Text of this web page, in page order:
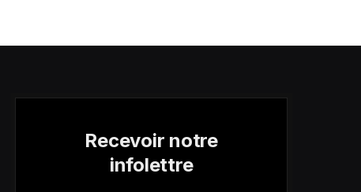
Recevoir notre
infolettre